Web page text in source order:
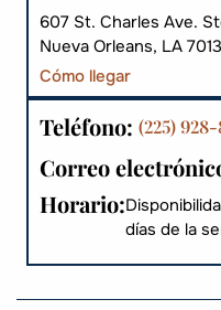
607 St. Charles Ave.
Nueva Orleans, LA
Cómo llegar
Teléfono: (225)
Correo
Horario:
días de la